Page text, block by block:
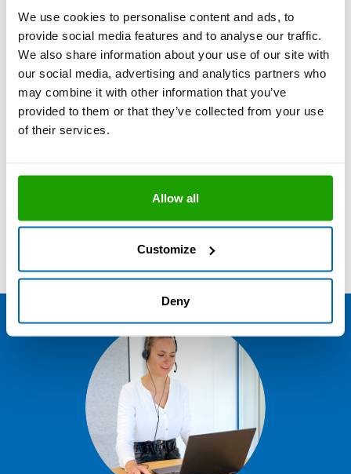
We use cookies to personalise content and ads, to
provide social media features and to analyse our traffic.
We also share information about your use of our site with
our social media, advertising and analytics partners who
may combine it with other information that you’ve
provided to them or that they’ve collected from your use
of their services.
Allow all
Customize
Deny
Stück pro Verpackungseinheit
20
Stück pro Palette
1200
Produkte abweichen.
Mit Bestellcode versehene Produkte, Gebinde
Lager verfügbar.